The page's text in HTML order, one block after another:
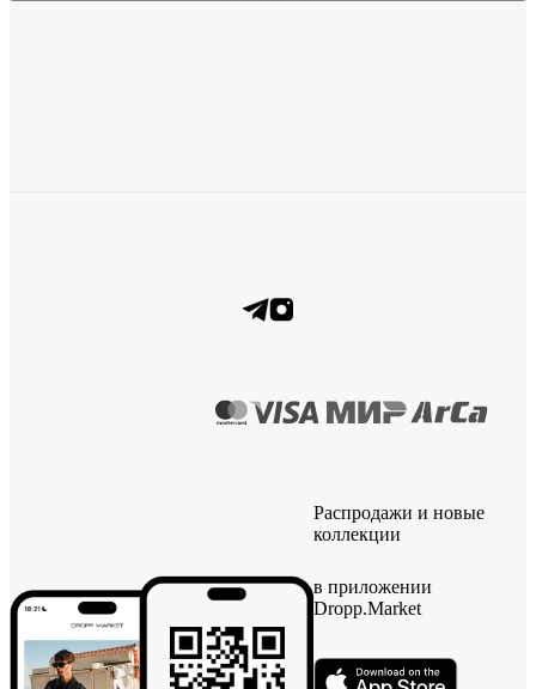
Распродажи и новые
коллекции
в приложении
Dropp.Market